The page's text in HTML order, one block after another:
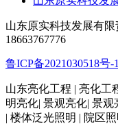
山东原实科技发展有限
18663767776
鲁ICP备2021030518号-1
山东亮化工程 | 亮化工
明亮化| 景观亮化| 景
| 楼体泛光照明 | 院区